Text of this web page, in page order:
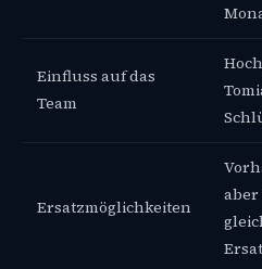
Einfluss auf das
Team
Ersatzmöglichkeiten
aber